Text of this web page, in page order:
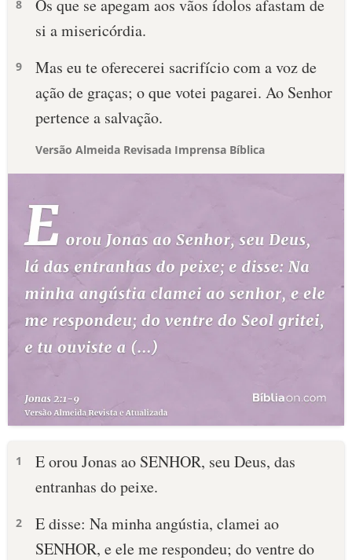
8
Os que se apegam aos vãos ídolos afastam de
si a misericórdia.
9
Mas eu te oferecerei sacrifício com a voz de
ação de graças; o que votei pagarei. Ao Senhor
pertence a salvação.
Versão Almeida Revisada Imprensa Bíblica
1
E orou Jonas ao SENHOR, seu Deus, das
entranhas do peixe.
2
E disse: Na minha angústia, clamei ao
SENHOR, e ele me respondeu; do ventre do